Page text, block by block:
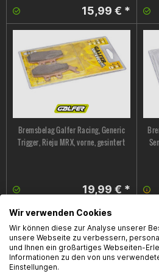
15,99 € *
Bremsbelag Galfer Racing, Generic
Trigger, Rieju MRX, vorne, gesintert
19,99 € *
Wir verwenden Cookies
Wir können diese zur Analyse unserer
unsere Webseite zu verbessern,
und Ihnen ein großartiges Webseiten-
Informationen zu den von uns
Einstellungen.